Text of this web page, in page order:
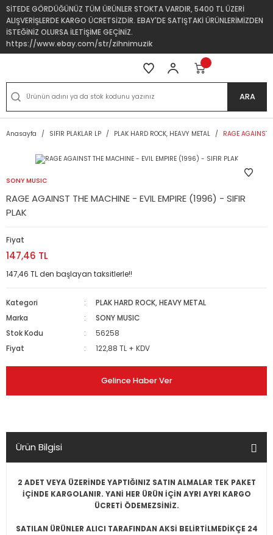
SİTEDE GÖRDÜĞÜNÜZ TÜM ÜRÜNLER STOKTA VARDIR, 5400 TL ÜZERİ
ALIŞVERİŞLERDE KARGO ÜCRETSİZDİR. EBAY'DE SATIŞTAKİ ÜRÜNLERİMİZDEN
İSTEĞİNİZ OLURSA İLETİŞİME GEÇİNİZ.
https://www.ebay.com/str/zihnimuzik
ARA
Anasayfa SIFIR PLAKLAR LP PLAK HARD ROCK, HEAVY METAL RAGE AGAINST
SONY MUSIC
RAGE AGAINST THE MACHINE - EVIL EMPIRE (1996) - SIFIR
PLAK
Fiyat
147,46 TL
147,46 TL den başlayan taksitlerle!!
Kategori
PLAK HARD ROCK, HEAVY METAL
Marka
SONY MUSIC
Stok Kodu
56258
Fiyat
122,88 TL + KDV
Gelince Haber Ver
Ürün Bilgisi
2 ADET VEYA ÜZERİNDE YAPTIĞINIZ SATIN ALMALAR TEK PAKET
İÇİNDE KARGOLANIR. YANİ HER ÜRÜN İÇİN AYRI AYRI KARGO
ÜCRETİ ÖDEMEZSİNİZ.
SATILAN ÜRÜNLER ALICI TARAFINDAN AKSİ BELİRTİLMEDİKÇE 24